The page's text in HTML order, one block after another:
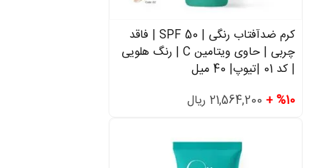
کرم ضدآفتاب رنگی | SPF 50 | فاقد
چربی | حاوی ویتامین C | رنگ هلویی
| کد 01 |تیوپ| 40 میل
%10 +